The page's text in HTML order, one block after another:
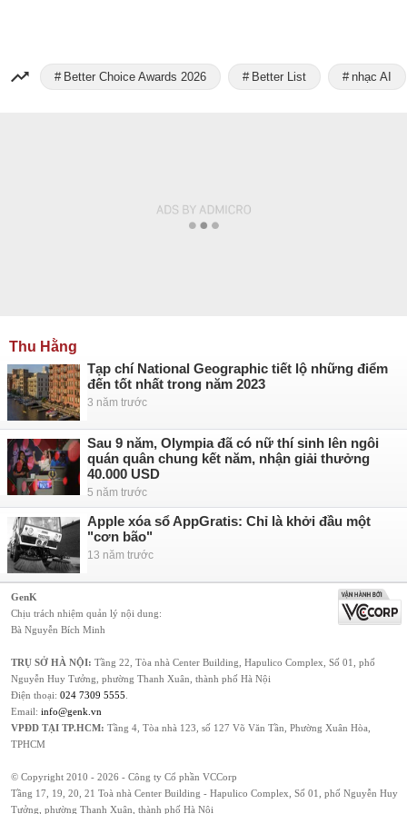
Better Choice Awards 2026 Better List nhạc AI
Thu Hằng
Tạp chí National Geographic tiết lộ những điểm
đến tốt nhất trong năm 2023
3 năm trước
Sau 9 năm, Olympia đã có nữ thí sinh lên ngôi
quán quân chung kết năm, nhận giải thưởng
40.000 USD
5 năm trước
Apple xóa sổ AppGratis: Chỉ là khởi đầu một
"cơn bão"
13 năm trước
GenK
Chịu trách nhiệm quản lý nội dung:
Bà Nguyễn Bích Minh
TRỤ SỞ HÀ NỘI: Tầng 22, Tòa nhà Center Building, Hapulico Complex, Số 01, phố
Nguyễn Huy Tưởng, phường Thanh Xuân, thành phố Hà Nội
Điện thoại: 024 7309 5555
Email: info@genk.vn
VPĐD TẠI TP.HCM: Tầng 4, Tòa nhà 123, số 127 Võ Văn Tần, Phường Xuân Hòa,
TPHCM
© Copyright 2010 - 2026 - Công ty Cổ phần VCCorp
Tầng 17, 19, 20, 21 Toà nhà Center Building - Hapulico Complex, Số 01, phố Nguyễn Huy
Tưởng, phường Thanh Xuân, thành phố Hà Nội